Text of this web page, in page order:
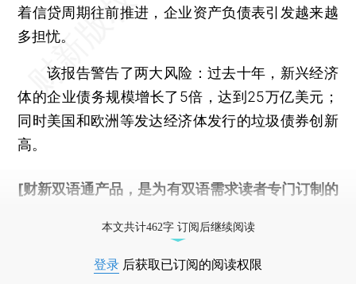
着信贷周期往前推进，企业资产负债表引发越来越
多担忧。
该报告警告了两大风险：过去十年，新兴经济
体的企业债务规模增长了5倍，达到25万亿美元；
同时美国和欧洲等发达经济体发行的垃圾债券创新
高。
[财新双语通产品，是为有双语需求读者专门订制的
本文共计462字 订阅后继续阅读
登录 后获取已订阅的阅读权限